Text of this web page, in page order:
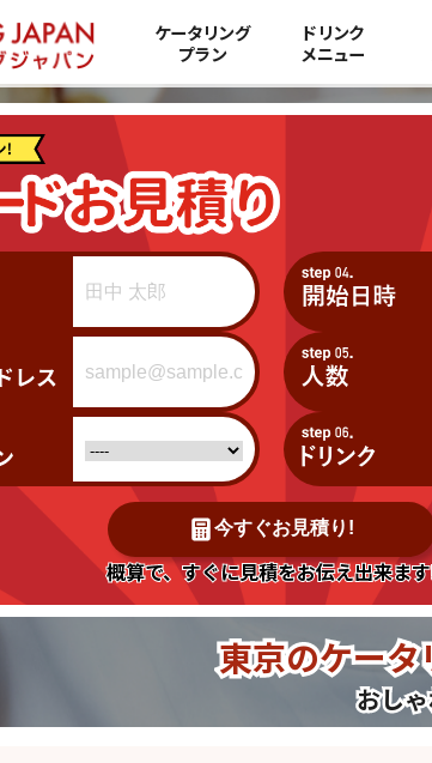
ケータリング
プラン
ドリンク
メニュー
今すぐお見積り!
概算で、すぐに見積をお伝え出来ま
東京のケー
おし